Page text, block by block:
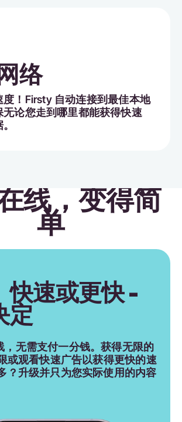
络
度！Firsty 自动连接到最佳本地
无论您走到哪里都能获得快速
线，变得简
单
快速或更快 -
定
，无需支付一分钱。获得无限的
或观看快速广告以获得更快的速
？升级并只为您实际使用的内容